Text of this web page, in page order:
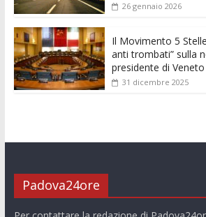
26 gennaio 2026
Il Movimento 5
anti trombati” sulla
presidente di
31 dicembre 2025
Padova24ore